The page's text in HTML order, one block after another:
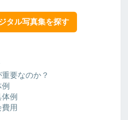
機
会
意
タル写真集を探す
要なのか？
例
用